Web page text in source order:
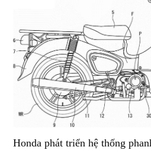
Honda phát triển hệ thống